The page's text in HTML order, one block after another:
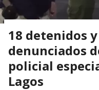
18 detenidos
denunciados
policial
Lagos